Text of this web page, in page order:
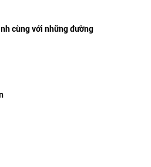
cùng với những đường